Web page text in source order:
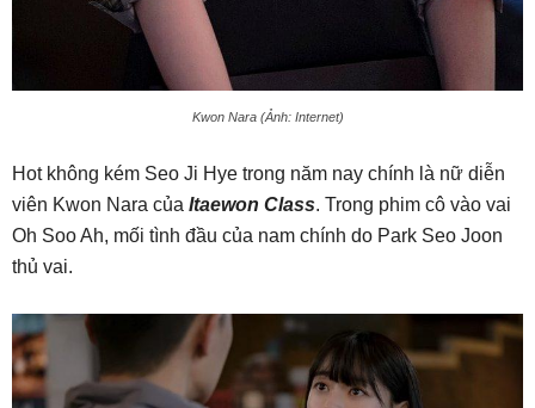
Kwon Nara (Ảnh: Internet)
Hot không kém Seo Ji Hye trong năm nay chính là nữ diễn
viên Kwon Nara của Itaewon Class. Trong phim cô vào vai
Oh Soo Ah, mối tình đầu của nam chính do Park Seo Joon
thủ vai.